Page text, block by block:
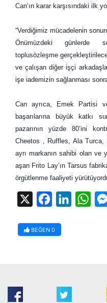
Can’ın karar karşısındaki ilk
“Verdiğimiz mücadelenin
Önümüzdeki günlerde
toplusözleşme
ve çalışan diğer işçi
işe iademizin sağlanması
Can ayrıca, Emek Partisi
başarılarına büyük katkı
pazarının yüzde 80’ini
Cheetos , Ruffles, Ala
ayrı markanın sahibi olan ve
aşan Frito Lay’ın Tarsus
örgütlenme faaliyeti
FacebookLinkedIn
BEĞEN 0